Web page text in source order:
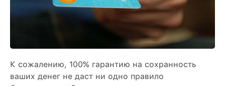
К сожалению, 100% гарантию на сохранность
ваших денег не даст ни одно правило